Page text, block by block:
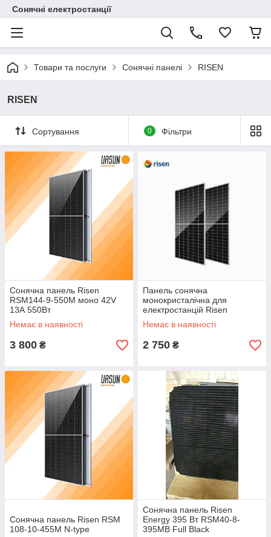
Сонячні електростанції
Товари та послуги Сонячні панелі RISEN
RISEN
Сортування 0 Фільтри
Сонячна панель Risen
RSM144-9-550M моно 42V
13А 550Вт
Немає в наявності
3 800 ₴
Панель сонячна
монокристалічна для
електростанцій Risen
415Вт(RSM40-8-415M)
Немає в наявності
2 750 ₴
Сонячна панель Risen RSM
108-10-455M N-type
Сонячна панель Risen
Energy 395 Вт RSM40-8-
395MB Full Black